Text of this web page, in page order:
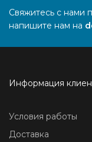
Свяжитесь с нами
напишите нам на
Информация
Условия работы
Доставка